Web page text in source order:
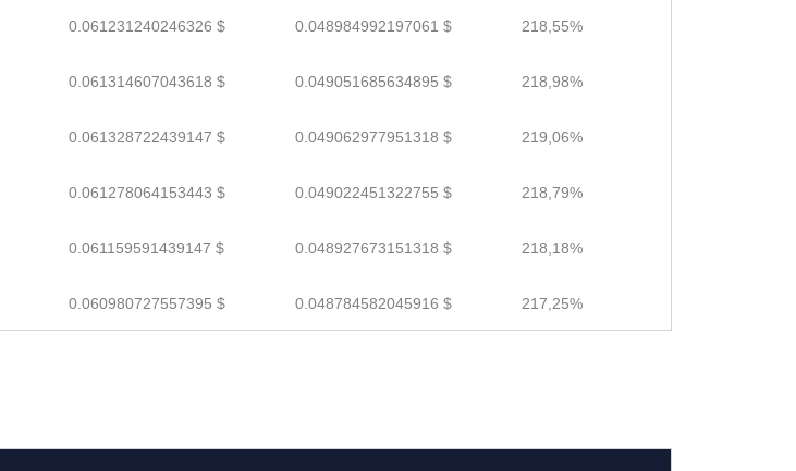
0.061231240246326 $ 0.048984992197061 $ 218,55%
0.061314607043618 $ 0.049051685634895 $ 218,98%
0.061328722439147 $ 0.049062977951318 $ 219,06%
0.061278064153443 $ 0.049022451322755 $ 218,79%
0.061159591439147 $ 0.048927673151318 $ 218,18%
0.060980727557395 $ 0.048784582045916 $ 217,25%